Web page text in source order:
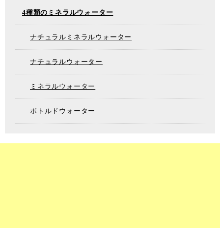
4種類のミネラルウォーター
ナチュラルミネラルウォーター
ナチュラルウォーター
ミネラルウォーター
ボトルドウォーター